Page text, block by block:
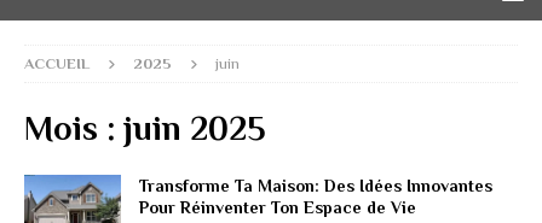
ACCUEIL 2025 juin
Mois : juin 2025
Transforme Ta Maison: Des Idées Innovantes
Pour Réinventer Ton Espace de Vie